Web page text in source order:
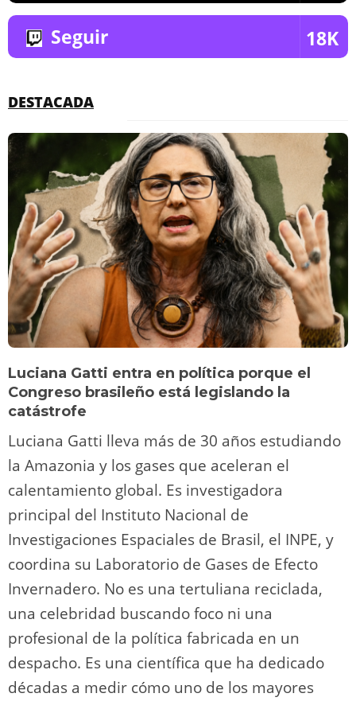
Seguir 18K
DESTACADA
Luciana Gatti entra en política porque el
Congreso brasileño está legislando la
catástrofe
Luciana Gatti lleva más de 30 años estudiando
la Amazonia y los gases que aceleran el
calentamiento global. Es investigadora
principal del Instituto Nacional de
Investigaciones Espaciales de Brasil, el INPE, y
coordina su Laboratorio de Gases de Efecto
Invernadero. No es una tertuliana reciclada,
una celebridad buscando foco ni una
profesional de la política fabricada en un
despacho. Es una científica que ha dedicado
décadas a medir cómo uno de los mayores